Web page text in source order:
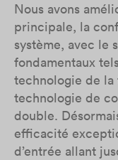
Nous avons
principale, la
système, avec le
fondamentaux
technologie de
technologie de
double.
efficacité
d’entrée allant